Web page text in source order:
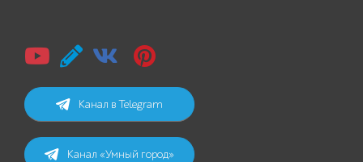
Канал в Telegram
Канал «Умный город»